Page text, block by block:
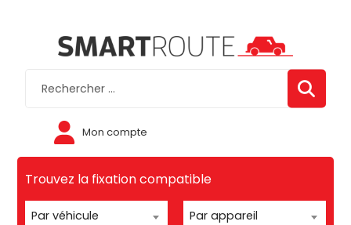
Mon compte
Trouvez la fixation compatible
Par véhicule Par appareil